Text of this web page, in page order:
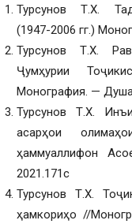
Турсунов Т.Х.
(1947-2006 гг.)
Турсунов Т.Х.
Ҷумҳурии
Монография. —
Турсунов Т.Х.
асарҳои
ҳаммуаллифон
2021.171с
Турсунов Т.Х.
ҳамкориҳо //